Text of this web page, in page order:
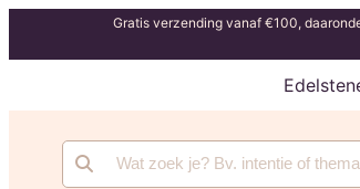
Gratis verzending vanaf €100,